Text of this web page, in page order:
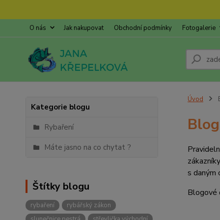
O nás Jak nakupovat Obchodní podmínky Fotogalerie
Kategorie blogu
Rybaření
Máte jasno na co chytat ?
Štítky blogu
rybaření
rybářský zákon
Úvod
Blog
s daným
Blogové